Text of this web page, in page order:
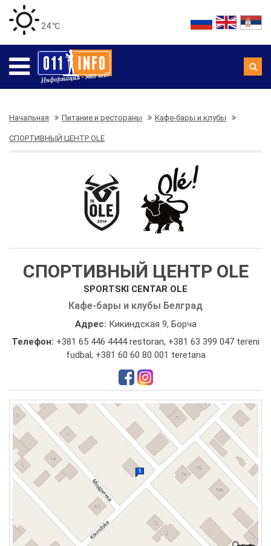
24 ℃
Начальная Питание и рестораны Кафе-бары и клубы
СПОРТИВНЫЙ ЦЕНТР OLE
СПОРТИВНЫЙ ЦЕНТР OLE
SPORTSKI CENTAR OLE
Кафе-бары и клубы Белград
Адрес: Кикиндская 9, Борча
Телефон: +381 65 446 4444 restoran, +381 63 399 047 tereni
fudbal, +381 60 60 80 001 teretana